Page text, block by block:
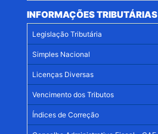
INFORMAÇÕES TRIBUTÁRIAS
Legislação Tributária
Simples Nacional
Licenças Diversas
Vencimento dos Tributos
Índices de Correção